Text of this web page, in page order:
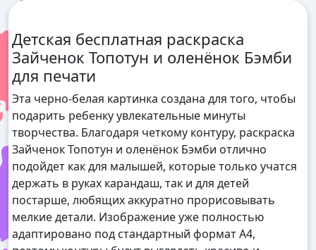
Детская бесплатная раскраска
Зайченок Топотун и оленёнок Бэмби
для печати
Эта черно-белая картинка создана для того, чтобы
подарить ребенку увлекательные минуты
творчества. Благодаря четкому контуру, раскраска
Зайченок Топотун и оленёнок Бэмби отлично
подойдет как для малышей, которые только учатся
держать в руках карандаш, так и для детей
постарше, любящих аккуратно прорисовывать
мелкие детали. Изображение уже полностью
адаптировано под стандартный формат А4,